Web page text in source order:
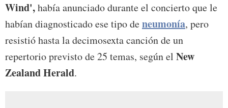
Wind',había anunciado durante el concierto que le
habían diagnosticado ese tipo deneumonía, pero
resistió hasta la decimosexta canción de un
repertorio previsto de 25 temas, según el New
Zealand Herald.